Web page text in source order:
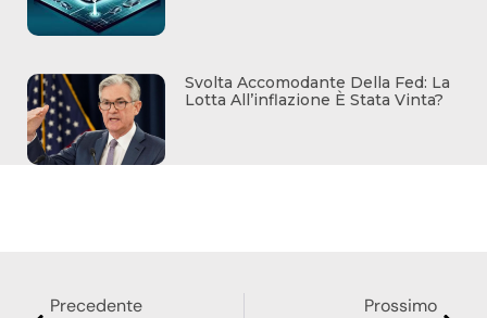
Svolta Accomodante Della Fed: La
Lotta All’inflazione È Stata Vinta?
Precedente Prossimo